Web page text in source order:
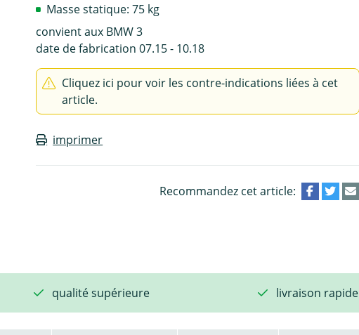
Masse statique: 75 kg
convient aux BMW 3
date de fabrication 07.15 - 10.18
Cliquez ici pour voir les contre-indications liées à cet
article.
imprimer
Recommandez cet article:
qualité supérieure livraison rapide